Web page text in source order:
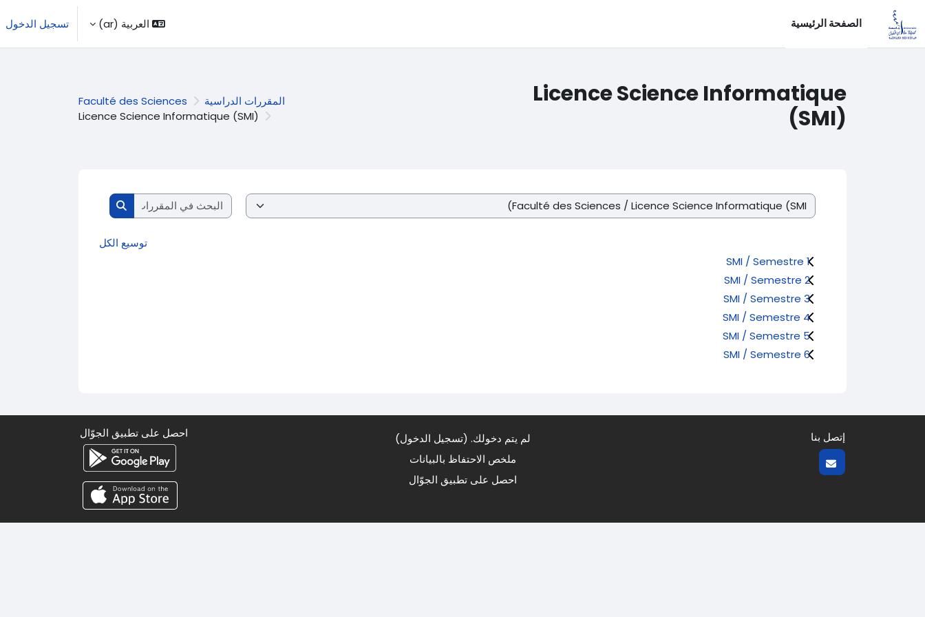
تخطى إلى المحتوى الرئيسي
الصفحة الرئيسية
العربية ‎(ar)‎ تسجيل الدخول
Licence Science Informatique
(SMI)
المقررات الدراسية
Faculté des Sciences
Licence Science Informatique (SMI)
تصنيفات المقررات
البحث في المقررات الدراسية
البحث في المقررات
توسيع الكل
SMI / Semestre 1
SMI / Semestre 2
SMI / Semestre 3
SMI / Semestre 4
SMI / Semestre 5
SMI / Semestre 6
إتصل بنا لم يتم دخولك. (تسجيل الدخول)
ملخص الاحتفاظ بالبيانات
احصل على تطبيق الجوّال
احصل على تطبيق الجوّال